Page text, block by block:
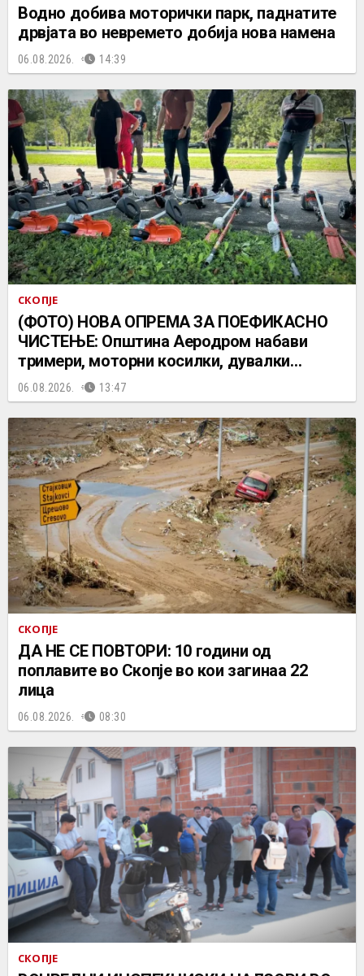
Водно добива моторички парк, паднатите
дрвјата во невремето добија нова намена
06.08.2026. 14:39
СКОПЈЕ
(ФОТО) НОВА ОПРЕМА ЗА ПОЕФИКАСНО
ЧИСТЕЊЕ: Општина Аеродром набави
тримери, моторни косилки, дувалки…
06.08.2026. 13:47
СКОПЈЕ
ДА НЕ СЕ ПОВТОРИ: 10 години од
поплавите во Скопје во кои загинаа 22
лица
06.08.2026. 08:30
СКОПЈЕ